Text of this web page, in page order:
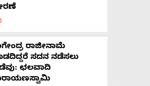
ರಾಜೀನಾಮೆ
ಸದನ ನಡೆಸಲು
ಛಲವಾದಿ